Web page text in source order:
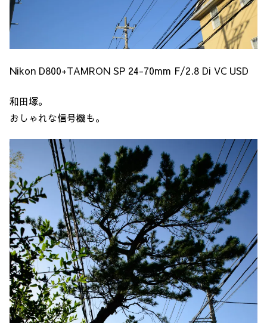
Nikon D800+TAMRON SP 24-70mm F/2.8 Di VC USD
和田塚。
おしゃれな信号機も。